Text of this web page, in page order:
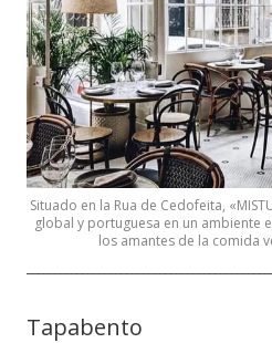
Situado en la Rua de Cedofeita,
global y portuguesa en un ambiente
los amantes de la comida
Tapabento